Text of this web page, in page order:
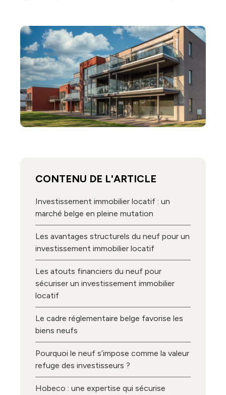
CONTENU DE L'ARTICLE
Investissement immobilier locatif : un
marché belge en pleine mutation
Les avantages structurels du neuf pour un
investissement immobilier locatif
Les atouts financiers du neuf pour
sécuriser un investissement immobilier
locatif
Le cadre réglementaire belge favorise les
biens neufs
Pourquoi le neuf s’impose comme la valeur
refuge des investisseurs ?
Hobeco : une expertise qui sécurise